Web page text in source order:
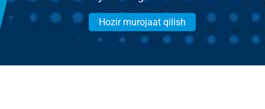
Hozir murojaat qilish